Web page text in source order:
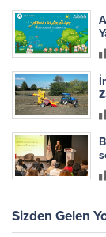
Sizden Gelen